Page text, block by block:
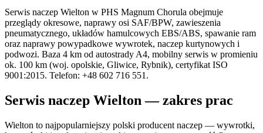
Serwis naczep Wielton w PHS Magnum Chorula obejmuje
przeglądy okresowe, naprawy osi SAF/BPW, zawieszenia
pneumatycznego, układów hamulcowych EBS/ABS, spawanie ram
oraz naprawy powypadkowe wywrotek, naczep kurtynowych i
podwozi. Baza 4 km od autostrady A4, mobilny serwis w promieniu
ok. 100 km (woj. opolskie, Gliwice, Rybnik), certyfikat ISO
9001:2015. Telefon: +48 602 716 551.
Serwis naczep Wielton — zakres prac
Wielton to najpopularniejszy polski producent naczep — wywrotki,